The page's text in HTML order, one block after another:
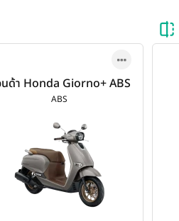
ด้า Honda Giorno+ ABS
ปี 2026
ABS